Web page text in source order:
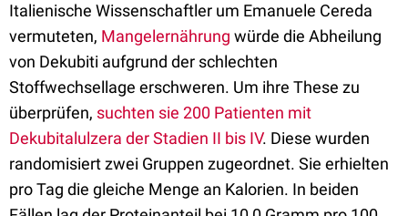
Italienische Wissenschaftler um Emanuele Cereda
vermuteten, Mangelernährung würde die Abheilung
von Dekubiti aufgrund der schlechten
Stoffwechsellage erschweren. Um ihre These zu
überprüfen, suchten sie 200 Patienten mit
Dekubitalulzera der Stadien II bis IV. Diese wurden
randomisiert zwei Gruppen zugeordnet. Sie erhielten
pro Tag die gleiche Menge an Kalorien. In beiden